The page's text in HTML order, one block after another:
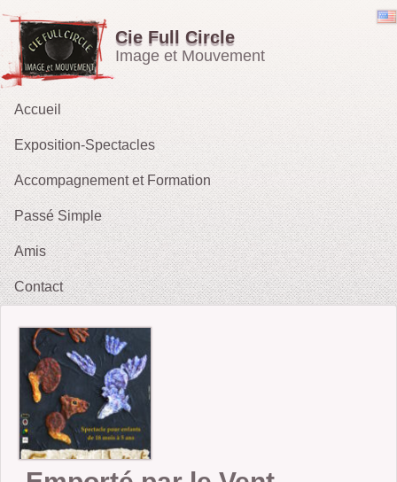
Cie Full Circle
Image et Mouvement
Accueil
Exposition-Spectacles
Emporté par le Vent
OH !
Les Rieurs : Galerie
Accompagnement et Formation
Passé Simple
2021 : Migrations
2015 :Le Tarot des Parques
2009-11 : Sans Issue
2010 : Le Tireur de Ficelles (fait sa Blanche Neige)
2006-07 : un froid de kronos
2005-07 : Les Enfants de la Bête
Amis
Contact